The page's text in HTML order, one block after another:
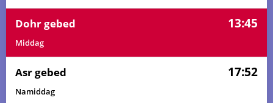
Dohr gebed 13:45
Middag
Asr gebed 17:52
Namiddag